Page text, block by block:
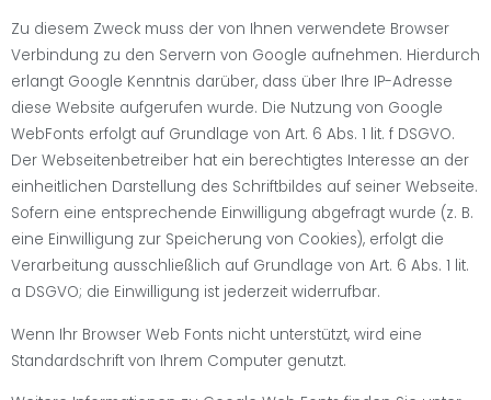
Zu diesem Zweck muss der von Ihnen verwendete Browser
Verbindung zu den Servern von Google aufnehmen. Hierdurch
erlangt Google Kenntnis darüber, dass über Ihre IP-Adresse
diese Website aufgerufen wurde. Die Nutzung von Google
WebFonts erfolgt auf Grundlage von Art. 6 Abs. 1 lit. f DSGVO.
Der Webseitenbetreiber hat ein berechtigtes Interesse an der
einheitlichen Darstellung des Schriftbildes auf seiner Webseite.
Sofern eine entsprechende Einwilligung abgefragt wurde (z. B.
eine Einwilligung zur Speicherung von Cookies), erfolgt die
Verarbeitung ausschließlich auf Grundlage von Art. 6 Abs. 1 lit.
a DSGVO; die Einwilligung ist jederzeit widerrufbar.
Wenn Ihr Browser Web Fonts nicht unterstützt, wird eine
Standardschrift von Ihrem Computer genutzt.